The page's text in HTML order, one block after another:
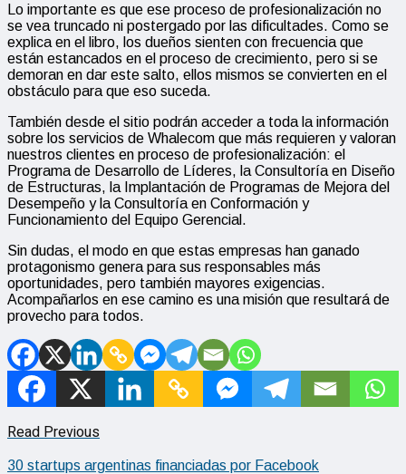
Lo importante es que ese proceso de profesionalización no
se vea truncado ni postergado por las dificultades. Como se
explica en el libro, los dueños sienten con frecuencia que
están estancados en el proceso de crecimiento, pero si se
demoran en dar este salto, ellos mismos se convierten en el
obstáculo para que eso suceda.
También desde el sitio podrán acceder a toda la información
sobre los servicios de Whalecom que más requieren y valoran
nuestros clientes en proceso de profesionalización: el
Programa de Desarrollo de Líderes, la Consultoría en Diseño
de Estructuras, la Implantación de Programas de Mejora del
Desempeño y la Consultoría en Conformación y
Funcionamiento del Equipo Gerencial.
Sin dudas, el modo en que estas empresas han ganado
protagonismo genera para sus responsables más
oportunidades, pero también mayores exigencias.
Acompañarlos en ese camino es una misión que resultará de
provecho para todos.
Read Previous
30 startups argentinas financiadas por Facebook